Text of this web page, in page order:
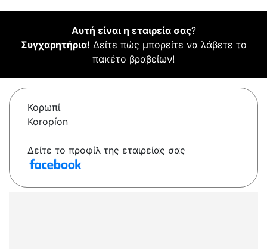
Αυτή είναι η εταιρεία σας?
Συγχαρητήρια! Δείτε πώς μπορείτε να λάβετε το
πακέτο βραβείων!
Κορωπί
Koropíon
Δείτε το προφίλ της εταιρείας σας